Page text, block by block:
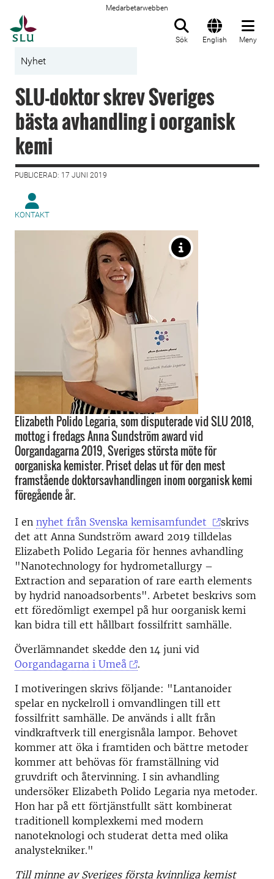
Medarbetarwebben
Sök English Meny
Nyhet
SLU-doktor skrev Sveriges
bästa avhandling i oorganisk
kemi
PUBLICERAD: 17 JUNI 2019
KONTAKT
Elizabeth Polido Legaria, som disputerade vid SLU 2018,
mottog i fredags Anna Sundström award vid
Oorgandagarna 2019, Sveriges största möte för
oorganiska kemister. Priset delas ut för den mest
framstående doktorsavhandlingen inom oorganisk kemi
föregående år.
I en nyhet från Svenska kemisamfundet
skrivs
det att Anna Sundström award 2019 tilldelas
Elizabeth Polido Legaria för hennes avhandling
"Nanotechnology for hydrometallurgy –
Extraction and separation of rare earth elements
by hydrid nanoadsorbents". Arbetet beskrivs som
ett föredömligt exempel på hur oorganisk kemi
kan bidra till ett hållbart fossilfritt samhälle.
Överlämnandet skedde den 14 juni vid
Oorgandagarna i Umeå
.
I motiveringen skrivs följande: "Lantanoider
spelar en nyckelroll i omvandlingen till ett
fossilfritt samhälle. De används i allt från
vindkraftverk till energisnåla lampor. Behovet
kommer att öka i framtiden och bättre metoder
kommer att behövas för framställning vid
gruvdrift och återvinning. I sin avhandling
undersöker Elizabeth Polido Legaria nya metoder.
Hon har på ett förtjänstfullt sätt kombinerat
traditionell komplexkemi med modern
nanoteknologi och studerat detta med olika
analystekniker."
Till minne av Sveriges första kvinnliga kemist